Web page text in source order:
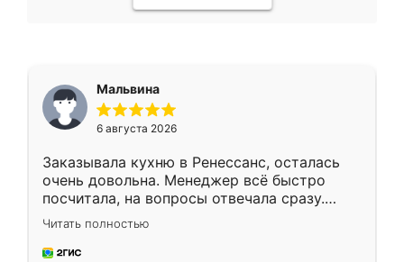
Мальвина
6 августа 2026
Заказывала кухню в Ренессанс, осталась
очень довольна. Менеджер всё быстро
посчитала, на вопросы отвечала сразу.
Замерщик приехал в субботу, подошёл к
делу со всей ответственностью. Собрали
за день, ребята работали аккуратно, даже
Читать полностью